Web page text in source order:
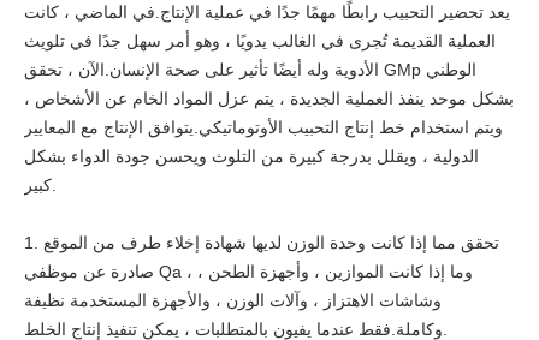
يعد تحضير التحبيب رابطًا مهمًا جدًا في عملية الإنتاج.في الماضي ، كانت
العملية القديمة تُجرى في الغالب يدويًا ، وهو أمر سهل جدًا في تلويث
الأدوية وله أيضًا تأثير على صحة الإنسان.الآن ، تحقق GMp الوطني
بشكل موحد ينفذ العملية الجديدة ، يتم عزل المواد الخام عن الأشخاص ،
ويتم استخدام خط إنتاج التحبيب الأوتوماتيكي.يتوافق الإنتاج مع المعايير
الدولية ، ويقلل بدرجة كبيرة من التلوث ويحسن جودة الدواء بشكل
1. تحقق مما إذا كانت وحدة الوزن لديها شهادة إخلاء طرف من الموقع
صادرة عن موظفي Qa ، وما إذا كانت الموازين ، وأجهزة الطحن ،
وشاشات الاهتزاز ، وآلات الوزن ، والأجهزة المستخدمة نظيفة